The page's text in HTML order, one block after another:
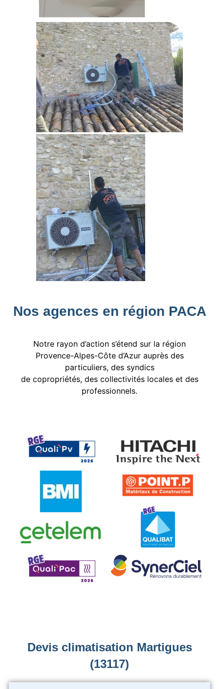
Nos agences en région PACA
Notre rayon d’action s’étend sur la région
Provence-Alpes-Côte d’Azur auprès des
particuliers, des syndics
de copropriétés, des collectivités locales et des
professionnels.
Devis climatisation Martigues
(13117)